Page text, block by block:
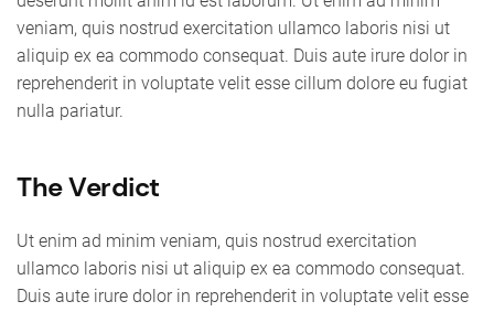
veniam, quis nostrud exercitation ullamco laboris nisi ut
aliquip ex ea commodo consequat. Duis aute irure dolor in
reprehenderit in voluptate velit esse cillum dolore eu fugiat
nulla pariatur.
The Verdict
Ut enim ad minim veniam, quis nostrud exercitation
ullamco laboris nisi ut aliquip ex ea commodo consequat.
Duis aute irure dolor in reprehenderit in voluptate velit esse